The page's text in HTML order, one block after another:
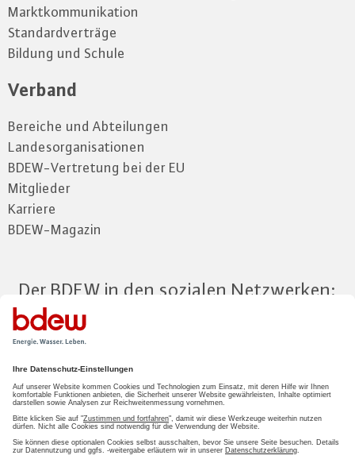
Marktkommunikation
Standardverträge
Bildung und Schule
Verband
Bereiche und Abteilungen
Landesorganisationen
BDEW-Vertretung bei der EU
Mitglieder
Karriere
BDEW-Magazin
Der BDEW in den sozialen Netzwerken:
Zum Mitgliederbereich
LOGIN